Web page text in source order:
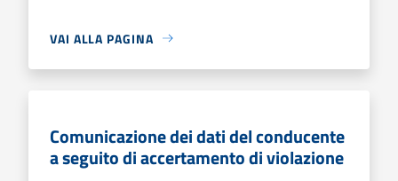
VAI ALLA PAGINA
Comunicazione dei dati del conducente
a seguito di accertamento di violazione